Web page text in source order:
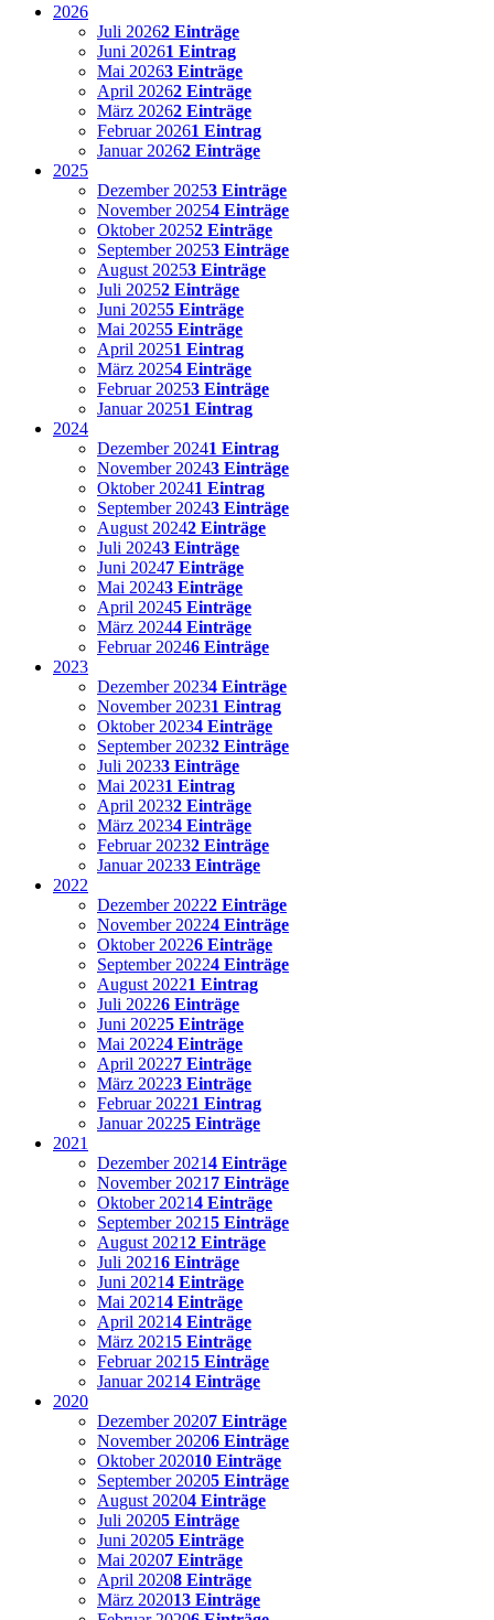
2026
Juli 20262 Einträge
Juni 20261 Eintrag
Mai 20263 Einträge
April 20262 Einträge
März 20262 Einträge
Februar 20261 Eintrag
Januar 20262 Einträge
2025
Dezember 20253 Einträge
November 20254 Einträge
Oktober 20252 Einträge
September 20253 Einträge
August 20253 Einträge
Juli 20252 Einträge
Juni 20255 Einträge
Mai 20255 Einträge
April 20251 Eintrag
März 20254 Einträge
Februar 20253 Einträge
Januar 20251 Eintrag
2024
Dezember 20241 Eintrag
November 20243 Einträge
Oktober 20241 Eintrag
September 20243 Einträge
August 20242 Einträge
Juli 20243 Einträge
Juni 20247 Einträge
Mai 20243 Einträge
April 20245 Einträge
März 20244 Einträge
Februar 20246 Einträge
2023
Dezember 20234 Einträge
November 20231 Eintrag
Oktober 20234 Einträge
September 20232 Einträge
Juli 20233 Einträge
Mai 20231 Eintrag
April 20232 Einträge
März 20234 Einträge
Februar 20232 Einträge
Januar 20233 Einträge
2022
Dezember 20222 Einträge
November 20224 Einträge
Oktober 20226 Einträge
September 20224 Einträge
August 20221 Eintrag
Juli 20226 Einträge
Juni 20225 Einträge
Mai 20224 Einträge
April 20227 Einträge
März 20223 Einträge
Februar 20221 Eintrag
Januar 20225 Einträge
2021
Dezember 20214 Einträge
November 2021 7 Einträge
Oktober 20214 Einträge
September 20215 Einträge
August 20212 Einträge
Juli 20216 Einträge
Juni 20214 Einträge
Mai 20214 Einträge
April 20214 Einträge
März 20215 Einträge
Februar 20215 Einträge
Januar 20214 Einträge
2020
Dezember 20207 Einträge
November 20206 Einträge
Oktober 202010 Einträge
September 20205 Einträge
August 20204 Einträge
Juli 20205 Einträge
Juni 20205 Einträge
Mai 20207 Einträge
April 20208 Einträge
März 202013 Einträge